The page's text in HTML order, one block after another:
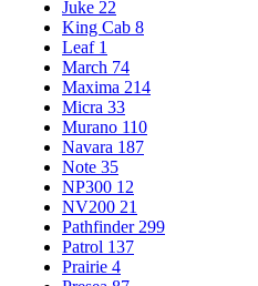
Juke 22
King Cab 8
Leaf 1
March 74
Maxima 214
Micra 33
Murano 110
Navara 187
Note 35
NP300 12
NV200 21
Pathfinder 299
Patrol 137
Prairie 4